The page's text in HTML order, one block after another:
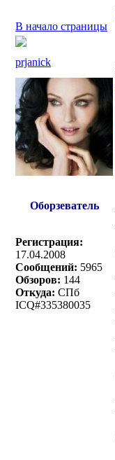
В начало страницы
prjanick
Оборзеватель
Регистрация:
17.04.2008
Сообщений: 5965
Обзоров: 144
Откуда: СПб
ICQ#335380035